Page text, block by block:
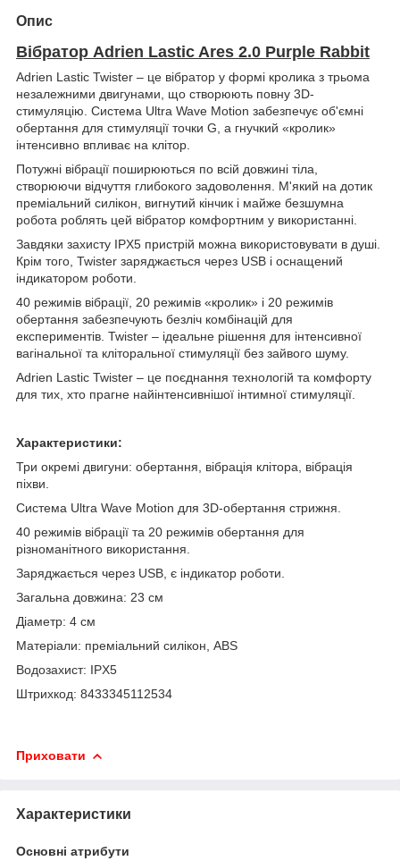
Опис
Вібратор Adrien Lastic Ares 2.0 Purple Rabbit
Adrien Lastic Twister – це вібратор у формі кролика з трьома
незалежними двигунами, що створюють повну 3D-
стимуляцію. Система Ultra Wave Motion забезпечує об'ємні
обертання для стимуляції точки G, а гнучкий «кролик»
інтенсивно впливає на клітор.
Потужні вібрації поширюються по всій довжині тіла,
створюючи відчуття глибокого задоволення. М'який на дотик
преміальний силікон, вигнутий кінчик і майже безшумна
робота роблять цей вібратор комфортним у використанні.
Завдяки захисту IPX5 пристрій можна використовувати в душі.
Крім того, Twister заряджається через USB і оснащений
індикатором роботи.
40 режимів вібрації, 20 режимів «кролик» і 20 режимів
обертання забезпечують безліч комбінацій для
експериментів. Twister – ідеальне рішення для інтенсивної
вагінальної та кліторальної стимуляції без зайвого шуму.
Adrien Lastic Twister – це поєднання технологій та комфорту
для тих, хто прагне найінтенсивнішої інтимної стимуляції.
Характеристики:
Три окремі двигуни: обертання, вібрація клітора, вібрація
піхви.
Система Ultra Wave Motion для 3D-обертання стрижня.
40 режимів вібрації та 20 режимів обертання для
різноманітного використання.
Заряджається через USB, є індикатор роботи.
Загальна довжина: 23 см
Діаметр: 4 см
Матеріали: преміальний силікон, ABS
Водозахист: IPX5
Штрихкод: 8433345112534
Приховати
Характеристики
Основні атрибути